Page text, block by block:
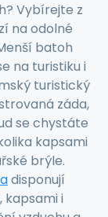
Vybírejte z
na odolné
batoh
na turistiku i
turistický
záda,
se chystáte
kapsami
brýle.
disponují
i